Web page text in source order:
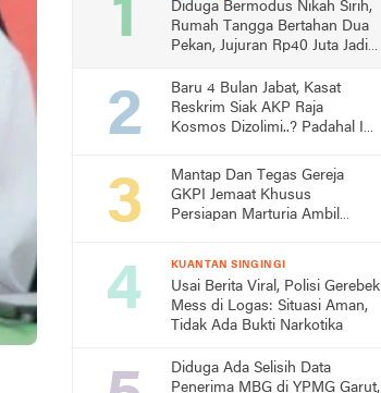
Diduga Bermodus Nikah Sirih,
Rumah Tangga Bertahan Dua
Pekan, Jujuran Rp40 Juta Jadi
Baru 4 Bulan Jabat, Kasat
Reskrim Siak AKP Raja
Kosmos Dizolimi..? Padahal Ini
Mantap Dan Tegas Gereja
GKPI Jemaat Khusus
Persiapan Marturia Ambil
KUANTAN SINGINGI
Usai Berita Viral, Polisi Gerebek
Mess di Logas: Situasi Aman,
Tidak Ada Bukti Narkotika
Diduga Ada Selisih Data
Penerima MBG di YPMG Garut,